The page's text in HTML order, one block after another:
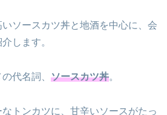
ソースカツ丼と地酒を中心に、会
します。
代名詞、 ソースカツ丼。
トンカツに、甘辛いソースがたっ